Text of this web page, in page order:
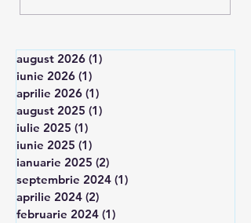
august 2026 (1)
iunie 2026 (1)
aprilie 2026 (1)
august 2025 (1)
iulie 2025 (1)
iunie 2025 (1)
ianuarie 2025 (2)
septembrie 2024 (1)
aprilie 2024 (2)
februarie 2024 (1)